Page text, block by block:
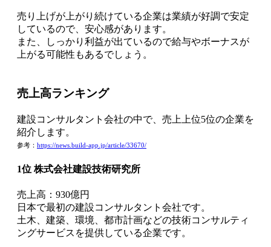
売り上げが上がり続けている企業は業績が好調で安定
しているので、安心感があります。
また、しっかり利益が出ているので給与やボーナスが
上がる可能性もあるでしょう。
売上高ランキング
建設コンサルタント会社の中で、売上上位5位の企業を
紹介します。
参考： https://news.build-app.jp/article/33670/
1位 株式会社建設技術研究所
売上高：930億円
日本で最初の建設コンサルタント会社です。
土木、建築、環境、都市計画などの技術コンサルティ
ングサービスを提供している企業です。